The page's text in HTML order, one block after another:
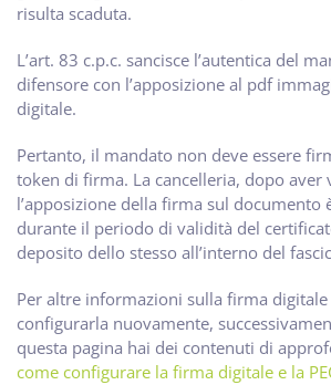
risulta scaduta.
L’art. 83 c.p.c. sancisce l’autentica del
difensore con l’apposizione al pdf
digitale.
Pertanto, il mandato non deve essere
token di firma. La cancelleria, dopo aver
l’apposizione della firma sul documento
durante il periodo di validità del
deposito dello stesso all’interno del
Per altre informazioni sulla firma digitale
configurarla nuovamente,
questa pagina hai dei contenuti di
come configurare la firma digitale e la